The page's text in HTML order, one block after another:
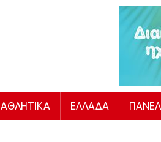
ΑΘΛΗΤΙΚΆ ΕΛΛΆΔΑ